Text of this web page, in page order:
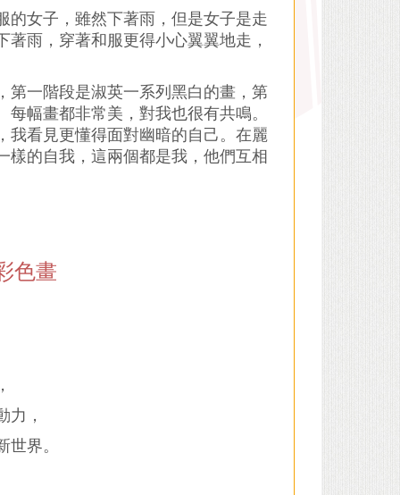
的女子，雖然下著雨，但是女子是走
雨，穿著和服更得小心翼翼地走，
第一階段是淑英一系列黑白的畫，第
幅畫都非常美，對我也很有共鳴。
我看見更懂得面對幽暗的自己。在麗
樣的自我，這兩個都是我，他們互相
色畫
力，
界。